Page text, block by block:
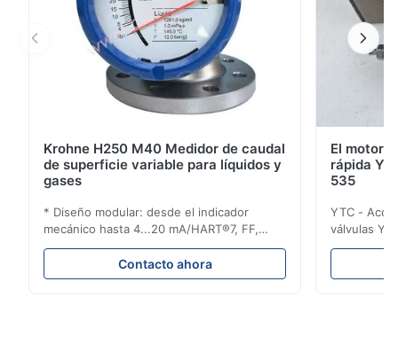
Krohne H250 M40 Medidor de caudal
de superficie variable para líquidos y
gases
* Diseño modular: desde el indicador
mecánico hasta 4...20 mA/HART®7, FF,
Profibus-PA y totalizador * Cualquier
posición de instalación: vertical, horizontal
o en tuberías descendentes * Flange:
Contacto ahora
El motor
rápida
535
YTC -
válvulas
velocidad
presión de